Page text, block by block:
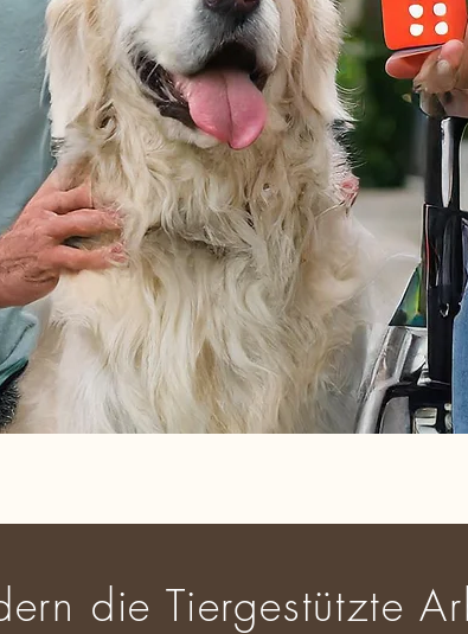
die Tiergestützte